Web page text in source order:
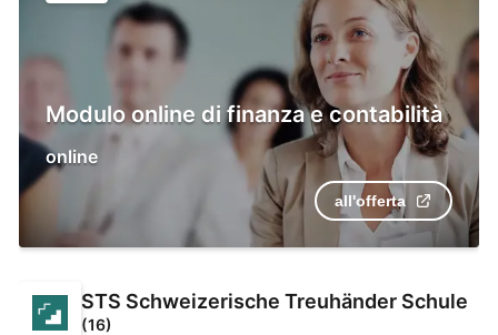
Modulo online di finanza e contabilità
online
all'offerta
STS Schweizerische Treuhänder Schule
(16)